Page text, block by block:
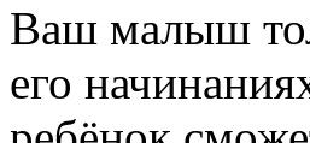
Ваш малыш
его